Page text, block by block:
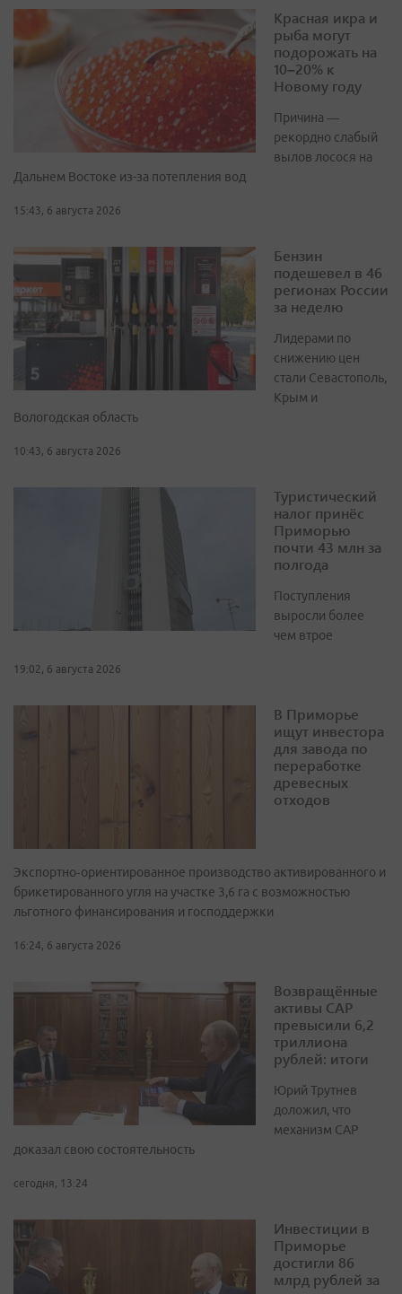
Красная икра и
рыба могут
подорожать на
10–20% к
Новому году
Причина —
рекордно слабый
вылов лосося на
Дальнем Востоке из-за потепления вод
15:43, 6 августа 2026
Бензин
подешевел в 46
регионах России
за неделю
Лидерами по
снижению цен
стали Севастополь,
Крым и
Вологодская область
10:43, 6 августа 2026
Туристический
налог принёс
Приморью
почти 43 млн за
полгода
Поступления
выросли более
чем втрое
19:02, 6 августа 2026
В Приморье
ищут инвестора
для завода по
переработке
древесных
отходов
Экспортно‑ориентированное производство активированного и
брикетированного угля на участке 3,6 га с возможностью
льготного финансирования и господдержки
16:24, 6 августа 2026
Возвращённые
активы САР
превысили 6,2
триллиона
рублей: итоги
Юрий Трутнев
доложил, что
механизм САР
доказал свою состоятельность
сегодня, 13:24
Инвестиции в
Приморье
достигли 86
млрд рублей за